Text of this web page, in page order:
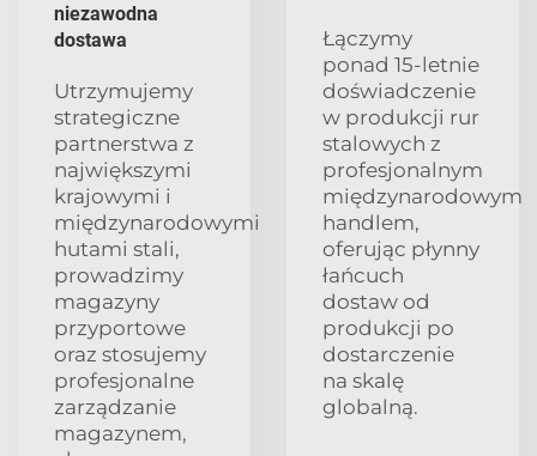
niezawodna
dostawa
Utrzymujemy
strategiczne
partnerstwa z
największymi
krajowymi i
międzynarodowymi
hutami stali,
prowadzimy
magazyny
przyportowe
oraz stosujemy
profesjonalne
zarządzanie
magazynem,
Łączymy
ponad 15-letnie
doświadczenie
w produkcji rur
stalowych z
profesjonalnym
międzynarodowym
handlem,
oferując płynny
łańcuch
dostaw od
produkcji po
dostarczenie
na skalę
globalną.